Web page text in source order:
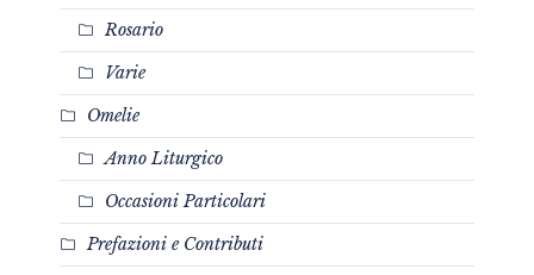
Rosario
Varie
Omelie
Anno Liturgico
Occasioni Particolari
Prefazioni e Contributi